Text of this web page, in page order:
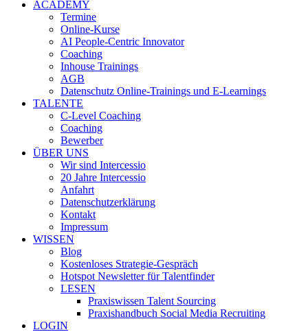
ACADEMY
Termine
Online-Kurse
AI People-Centric Innovator
Coaching
Inhouse Trainings
AGB
Datenschutz Online-Trainings und E-Learnings
TALENTE
C-Level Coaching
Coaching
Bewerber
ÜBER UNS
Wir sind Intercessio
20 Jahre Intercessio
Anfahrt
Datenschutzerklärung
Kontakt
Impressum
WISSEN
Blog
Kostenloses Strategie-Gespräch
Hotspot Newsletter für Talentfinder
LESEN
Praxiswissen Talent Sourcing
Praxishandbuch Social Media Recruiting
LOGIN